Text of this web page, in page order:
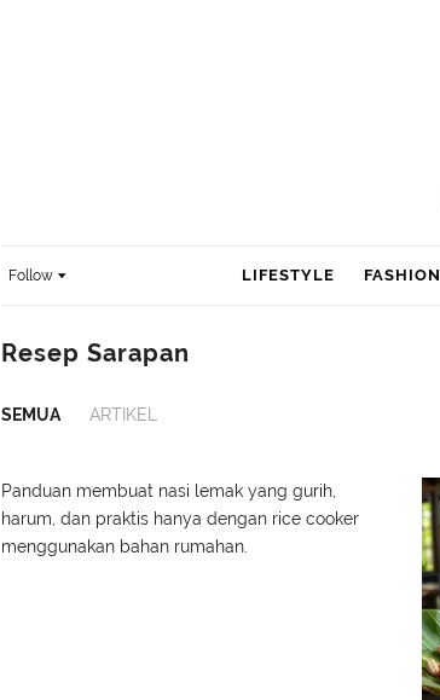
Follow LIFESTYLE FASHION
Resep Sarapan
SEMUA ARTIKEL
Panduan membuat nasi lemak yang gurih,
harum, dan praktis hanya dengan rice cooker
menggunakan bahan rumahan.